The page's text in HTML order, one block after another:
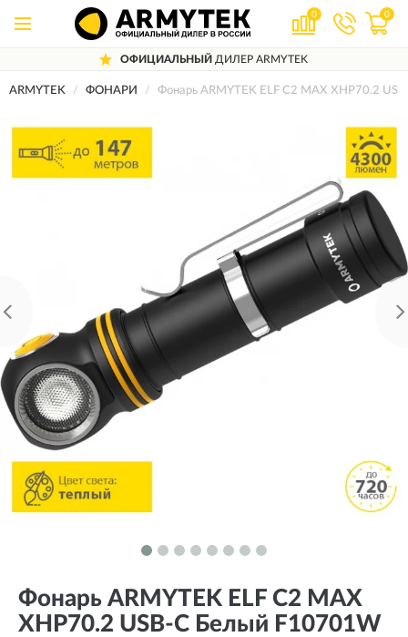
0 0
ОФИЦИАЛЬНЫЙДИЛЕР ARMYTEK
ARMYTEK ФОНАРИ Фонарь ARMYTEK ELF C2 MAX XHP70.2
Фонарь ARMYTEK ELF C2 MAX
XHP70.2 USB-C Белый F10701W